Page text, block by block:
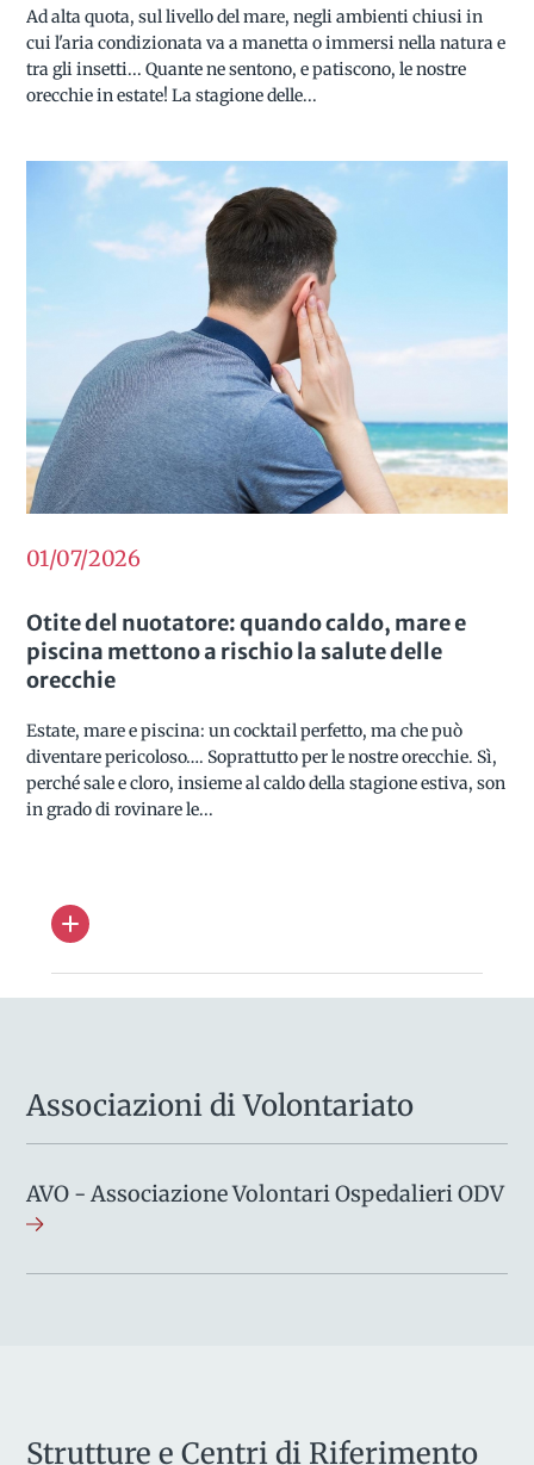
Ad alta quota, sul livello del mare, negli ambienti chiusi in
cui l'aria condizionata va a manetta o immersi nella natura e
tra gli insetti... Quante ne sentono, e patiscono, le nostre
orecchie in estate! La stagione delle...
01/07/2026
Otite del nuotatore: quando caldo, mare e
piscina mettono a rischio la salute delle
orecchie
Estate, mare e piscina: un cocktail perfetto, ma che può
diventare pericoloso…. Soprattutto per le nostre orecchie. Sì,
perché sale e cloro, insieme al caldo della stagione estiva, son
in grado di rovinare le...
Associazioni di Volontariato
AVO - Associazione Volontari Ospedalieri ODV
Strutture e Centri di Riferimento